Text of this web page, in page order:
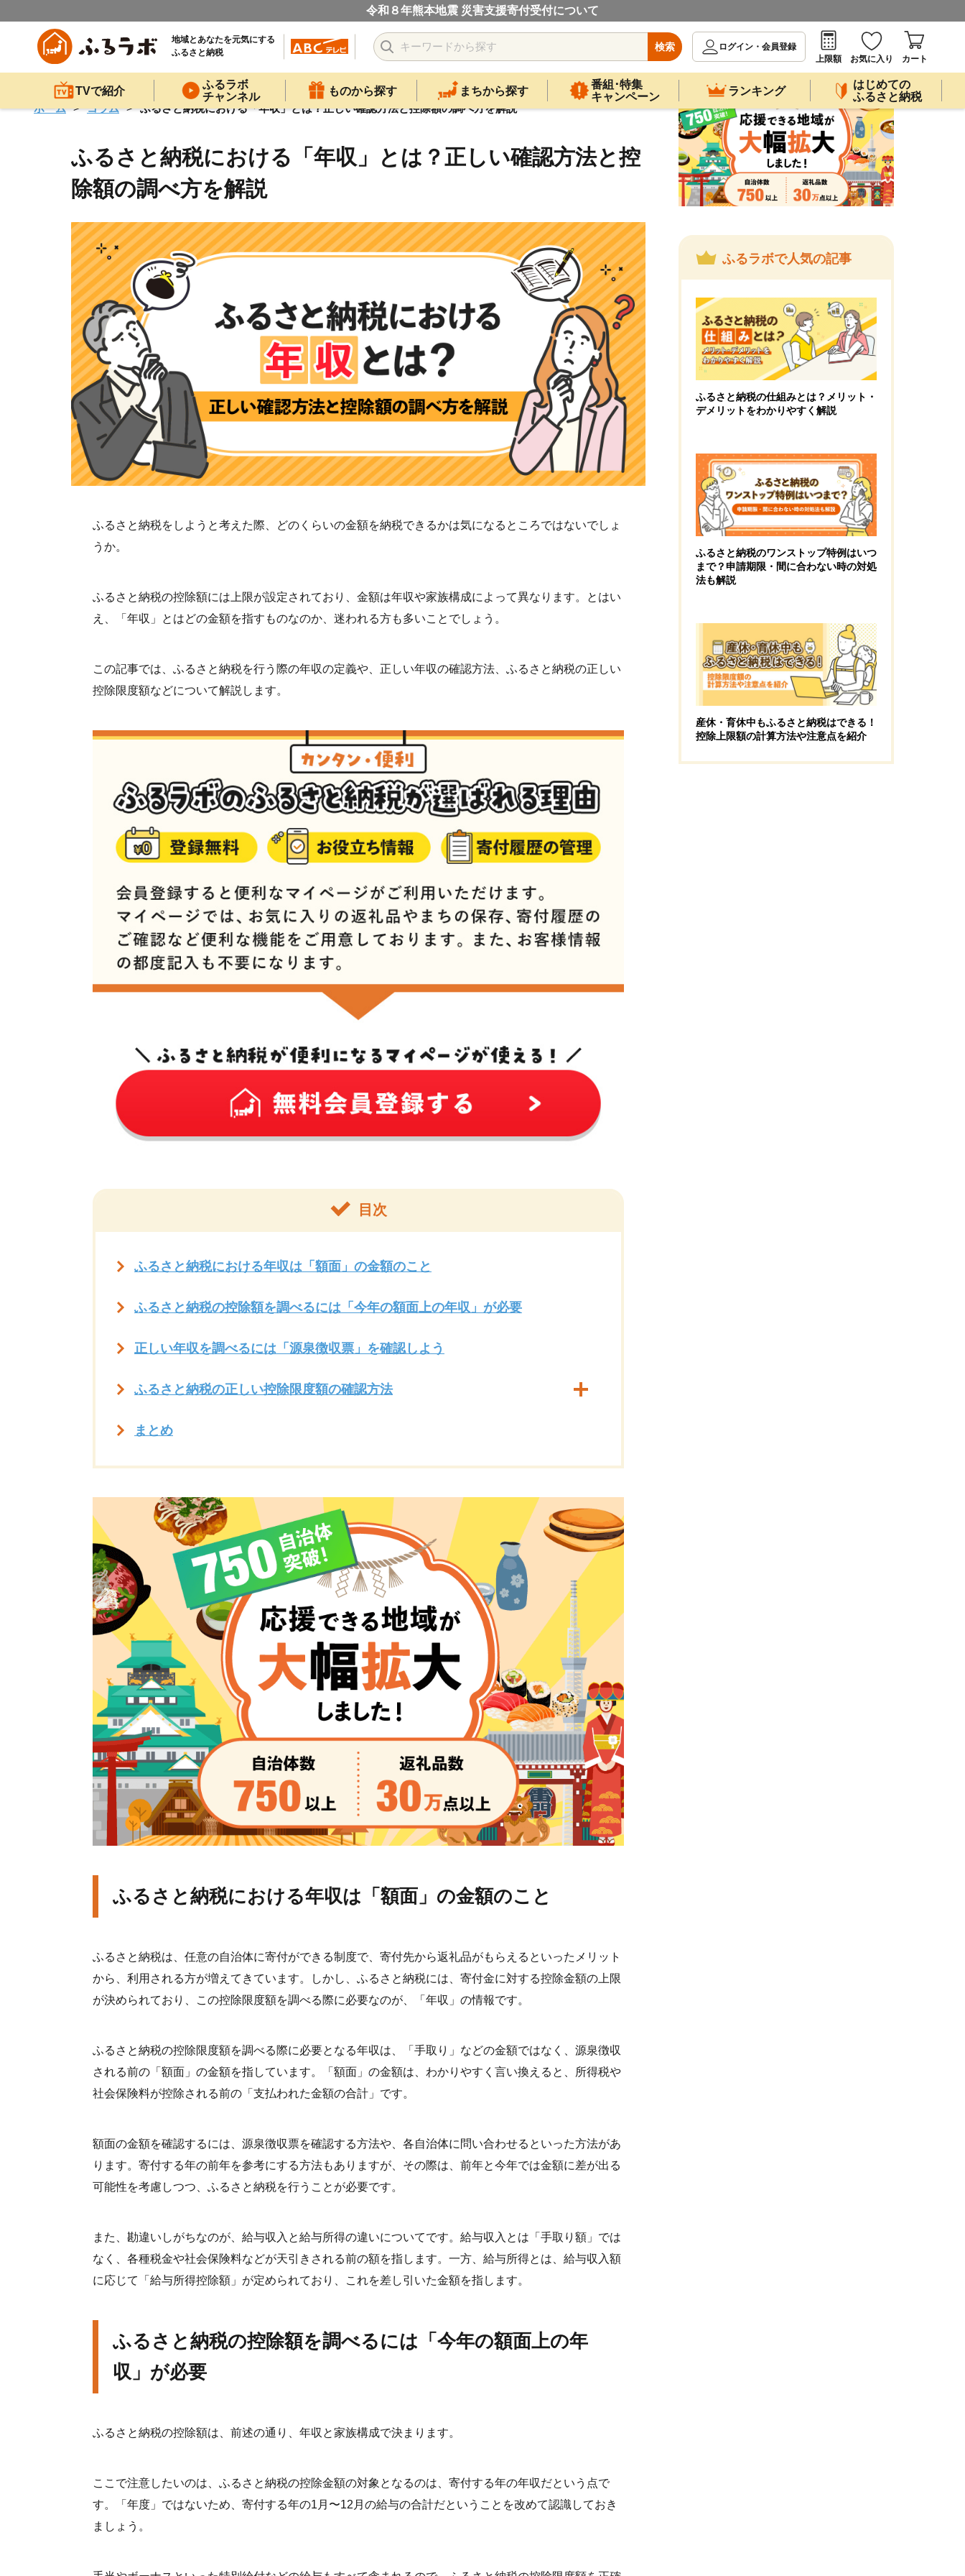
令和８年熊本地震 災害支援寄付受付について
地域とあなたを元気にする
ふるさと納税
検索
ログイン・会員登録
上限額
お気に入り カート
TVで紹介
ふるラボ
チャンネル
ものから探す まちから探す
番組･特集
キャンペーン
ランキング
はじめての
ふるさと納税
ホーム
コラム ふるさと納税における「年収」とは？正しい確認方法と控除額の調べ方を解説
ふるさと納税における「年収」とは？正しい確認方法と控
除額の調べ方を解説
ふるさと納税をしようと考えた際、どのくらいの金額を納税できるかは気になるところではないでしょ
うか。
ふるさと納税の控除額には上限が設定されており、金額は年収や家族構成によって異なります。とはい
え、「年収」とはどの金額を指すものなのか、迷われる方も多いことでしょう。
この記事では、ふるさと納税を行う際の年収の定義や、正しい年収の確認方法、ふるさと納税の正しい
控除限度額などについて解説します。
目次
ふるさと納税における年収は「額面」の金額のこと
ふるさと納税の控除額を調べるには「今年の額面上の年収」が必要
正しい年収を調べるには「源泉徴収票」を確認しよう
ふるさと納税の正しい控除限度額の確認方法
まとめ
ふるさと納税における年収は「額面」の金額のこと
ふるさと納税は、任意の自治体に寄付ができる制度で、寄付先から返礼品がもらえるといったメリット
から、利用される方が増えてきています。しかし、ふるさと納税には、寄付金に対する控除金額の上限
が決められており、この控除限度額を調べる際に必要なのが、「年収」の情報です。
ふるさと納税の控除限度額を調べる際に必要となる年収は、「手取り」などの金額ではなく、源泉徴収
される前の「額面」の金額を指しています。「額面」の金額は、わかりやすく言い換えると、所得税や
社会保険料が控除される前の「支払われた金額の合計」です。
額面の金額を確認するには、源泉徴収票を確認する方法や、各自治体に問い合わせるといった方法があ
ります。寄付する年の前年を参考にする方法もありますが、その際は、前年と今年では金額に差が出る
可能性を考慮しつつ、ふるさと納税を行うことが必要です。
また、勘違いしがちなのが、給与収入と給与所得の違いについてです。給与収入とは「手取り額」では
なく、各種税金や社会保険料などが天引きされる前の額を指します。一方、給与所得とは、給与収入額
に応じて「給与所得控除額」が定められており、これを差し引いた金額を指します。
ふるさと納税の控除額を調べるには「今年の額面上の年
収」が必要
ふるさと納税の控除額は、前述の通り、年収と家族構成で決まります。
ここで注意したいのは、ふるさと納税の控除金額の対象となるのは、寄付する年の年収だという点で
す。「年度」ではないため、寄付する年の1月〜12月の給与の合計だということを改めて認識しておき
ましょう。
ふるラボで人気の記事
ふるさと納税の仕組みとは？メリット・
デメリットをわかりやすく解説
ふるさと納税のワンストップ特例はいつ
まで？申請期限・間に合わない時の対処
法も解説
産休・育休中もふるさと納税はできる！
控除上限額の計算方法や注意点を紹介